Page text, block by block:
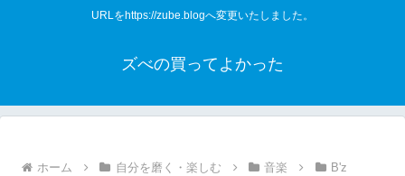
URLをhttps://zube.blogへ変更いたしました。
ズべの買ってよかった
ホーム 自分を磨く・楽しむ 音楽 B'z